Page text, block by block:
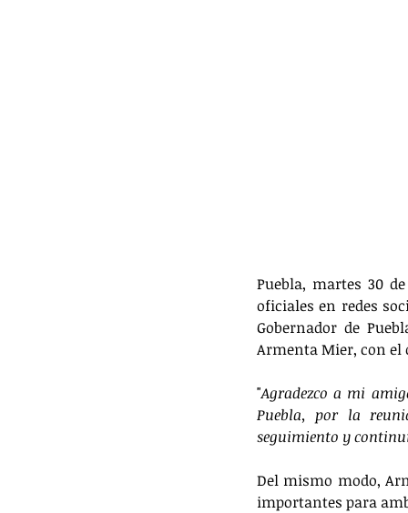
Puebla, martes 30
oficiales en redes
Gobernador de
Armenta Mier, con el
"Agradezco a mi
Puebla, por la
seguimiento y
Del mismo modo,
importantes para